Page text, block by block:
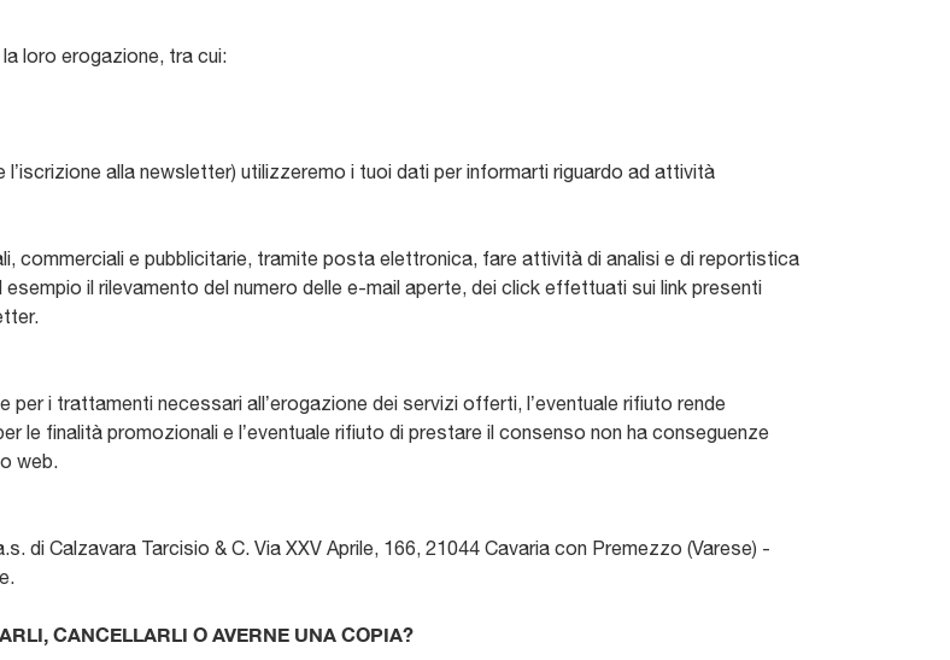
loro erogazione, tra cui:
alla newsletter) utilizzeremo i tuoi dati per informarti riguardo ad attività
commerciali e pubblicitarie, tramite posta elettronica, fare attività di analisi e di reportistica
il rilevamento del numero delle e-mail aperte, dei click effettuati sui link presenti
i trattamenti necessari all’erogazione dei servizi offerti, l’eventuale rifiuto rende
le finalità promozionali e l’eventuale rifiuto di prestare il consenso non ha conseguenze
web.
di Calzavara Tarcisio & C. Via XXV Aprile, 166, 21044 Cavaria con Premezzo (Varese) -
CANCELLARLI O AVERNE UNA COPIA?